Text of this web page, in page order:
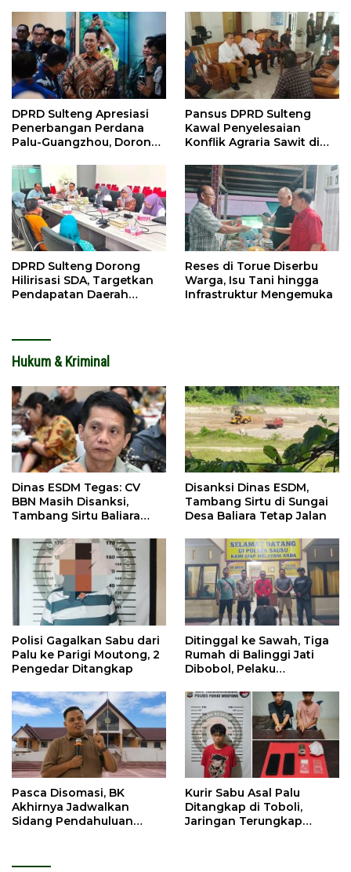
DPRD Sulteng Apresiasi
Penerbangan Perdana
Palu-Guangzhou, Dorong
Pansus DPRD Sulteng
Kawal Penyelesaian
Konflik Agraria Sawit di
DPRD Sulteng Dorong
Hilirisasi SDA, Targetkan
Pendapatan Daerah
Reses di Torue Diserbu
Warga, Isu Tani hingga
Infrastruktur Mengemuka
Hukum & Kriminal
Dinas ESDM Tegas: CV
BBN Masih Disanksi,
Tambang Sirtu Baliara
Disanksi Dinas ESDM,
Tambang Sirtu di Sungai
Desa Baliara Tetap Jalan
Polisi Gagalkan Sabu dari
Palu ke Parigi Moutong, 2
Pengedar Ditangkap
Ditinggal ke Sawah, Tiga
Rumah di Balinggi Jati
Dibobol, Pelaku
Pasca Disomasi, BK
Akhirnya Jadwalkan
Sidang Pendahuluan
Kurir Sabu Asal Palu
Ditangkap di Toboli,
Jaringan Terungkap